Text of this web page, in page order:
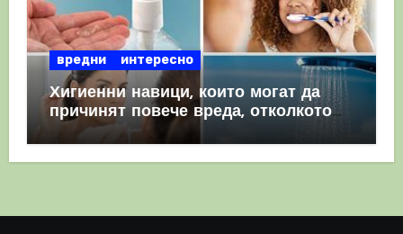
вредни интересно
Хигиенни навици, които могат да
причинят повече вреда, отколкото
полза